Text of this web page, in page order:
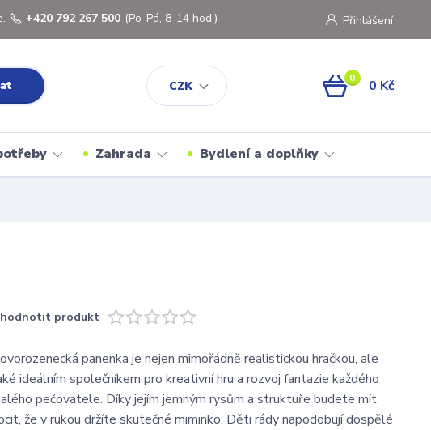
CZK
Přihlášení
+420 792 267 500 (Po-Pá, 8-14 hod.)
0 0 Kč
Zahrada Bydlení a doplňky
produkt
panenka je nejen mimořádně realistickou hračkou, ale
ideálním společníkem pro kreativní hru a rozvoj fantazie každého
pečovatele. Díky jejím jemným rysům a struktuře budete mít
že v rukou držíte skutečné miminko. Děti rády napodobují dospělé